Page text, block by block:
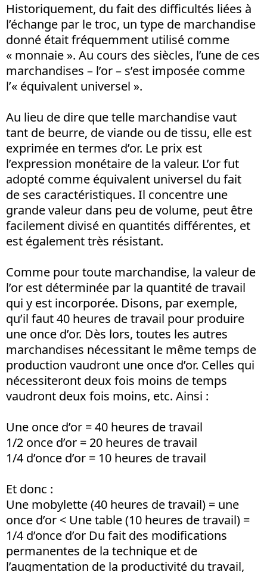
Historiquement, du fait des difficultés liées à
l’échange par le troc, un type de marchandise
donné était fréquemment utilisé comme
« monnaie ». Au cours des siècles, l’une de ces
marchandises – l’or – s’est imposée comme
l’« équivalent universel ».
Au lieu de dire que telle marchandise vaut
tant de beurre, de viande ou de tissu, elle est
exprimée en termes d’or. Le prix est
l’expression monétaire de la valeur. L’or fut
adopté comme équivalent universel du fait
de ses caractéristiques. Il concentre une
grande valeur dans peu de volume, peut être
facilement divisé en quantités différentes, et
est également très résistant.
Comme pour toute marchandise, la valeur de
l’or est déterminée par la quantité de travail
qui y est incorporée. Disons, par exemple,
qu’il faut 40 heures de travail pour produire
une once d’or. Dès lors, toutes les autres
marchandises nécessitant le même temps de
production vaudront une once d’or. Celles qui
nécessiteront deux fois moins de temps
vaudront deux fois moins, etc. Ainsi :
Une once d’or = 40 heures de travail
1/2 once d’or = 20 heures de travail
1/4 d’once d’or = 10 heures de travail
Et donc :
Une mobylette (40 heures de travail) = une
once d’or < Une table (10 heures de travail) =
1/4 d’once d’or Du fait des modifications
permanentes de la technique et de
l’augmentation de la productivité du travail,